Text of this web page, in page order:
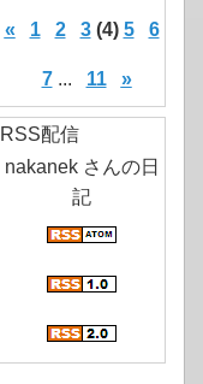
« 1 2 3 (4) 5 6
7... 11 »
RSS配信
nakanek さんの日
記